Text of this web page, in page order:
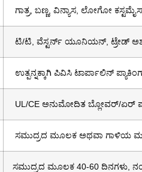
ಗಾತ್ರ, ಬಣ್ಣ, ವಿನ್ಯಾಸ, ಲೋಗೋ
ಟಿ/ಟಿ, ವೆಸ್ಟರ್ನ್ ಯೂನಿಯನ್, ಟ್ರೇಡ್
ಉತ್ಪನ್ನಕ್ಕಾಗಿ ಪಿವಿಸಿ ಟಾರ್ಪಾಲಿನ್
UL/CE ಅನುಮೋದಿತ ಬ್ಲೋವರ್/ಏರ್
ಸಮುದ್ರದ ಮೂಲಕ ಅಥವಾ ಗಾಳಿಯ
ಸಮುದ್ರದ ಮೂಲಕ 40-60 ದಿನಗಳು,